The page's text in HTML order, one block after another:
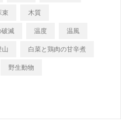
束 木質
滅 温度 温風
山 白菜と鶏肉の甘辛煮
野生動物